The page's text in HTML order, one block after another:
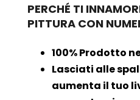
PERCHÉ TI
PITTURA CON
100% Prodotto
Lasciati alle
aumenta il tuo